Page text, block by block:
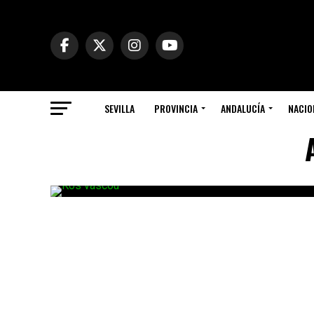
SEVILLA PROVINCIA ANDALUCÍA